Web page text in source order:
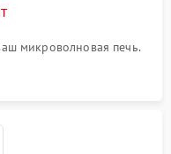
микроволновая печь.